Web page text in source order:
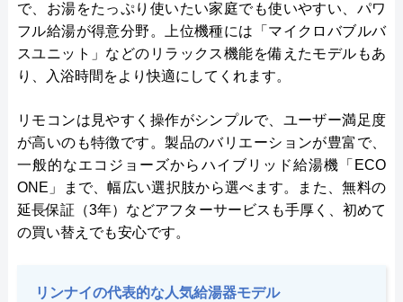
で、お湯をたっぷり使いたい家庭でも使いやすい、パワ
フル給湯が得意分野。上位機種には「マイクロバブルバ
スユニット」などのリラックス機能を備えたモデルもあ
り、入浴時間をより快適にしてくれます。
リモコンは見やすく操作がシンプルで、ユーザー満足度
が高いのも特徴です。製品のバリエーションが豊富で、
一般的なエコジョーズからハイブリッド給湯機「ECO
ONE」まで、幅広い選択肢から選べます。また、無料の
延長保証（3年）などアフターサービスも手厚く、初めて
の買い替えでも安心です。
リンナイの代表的な人気給湯器モデル